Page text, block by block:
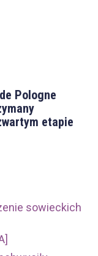
Pologne
etapie
sowieckich